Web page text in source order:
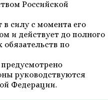
Российской
в силу с момента его
и действует до полного
по
предусмотрено
руководствуются
Федерации.